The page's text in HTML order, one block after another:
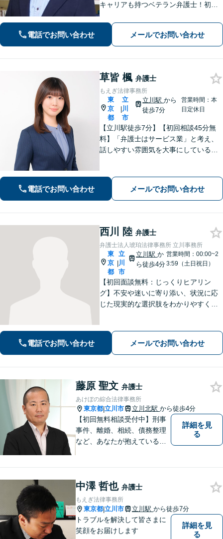
キャリアも持つベテラン弁護士！初回
をレジュメにしてご提供します。離婚
問題、不動産・住まい、借金、労働雇
用、企業法務など
電話でお問い合わせ メールでお問い合わせ
草皆 楓 弁護士
もえぎ法律事務所
東
京
都
|
立
川
市
立川駅から
徒歩7分
営業時間：本
日定休日
【立川駅徒歩7分】【初回相談45分無
料】「弁護士はサービス業」と考え、
話しやすい雰囲気を大事にしている事
を心がけています【離婚・男女問題／
相続・遺言／交通事故】
電話でお問い合わせ メールでお問い合わせ
西川 陸 弁護士
弁護士法人琥珀法律事務所 立川事務所
東
京
都
|
立
川
市
立川駅か
ら徒歩4分
営業時間：00:00~2
3:59（土日祝日）
【初回面談無料：じっくりヒアリン
グ】不安や迷いに寄り添い、状況に応
じた現実的な選択肢をわかりやすくご
対応】【電話・オンライン面談可】
電話でお問い合わせ メールでお問い合わせ
藤原 聖文 弁護士
あけぼの綜合法律事務所
東京都|立川市 立川北駅 から徒歩4分
【初回無料相談受付中】刑事
事件、離婚、相続、債務整理
など、あなたが抱えている問
詳細を見
る
中澤 哲也 弁護士
もえぎ法律事務所
東京都|立川市 立川駅 から徒歩7分
トラブルを解決して皆さまに
笑顔をお届けします
詳細を見
る